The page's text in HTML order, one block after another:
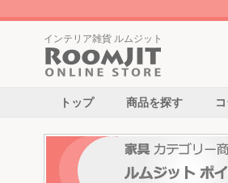
インテリア雑貨 ルムジット
トップ 商品を探す